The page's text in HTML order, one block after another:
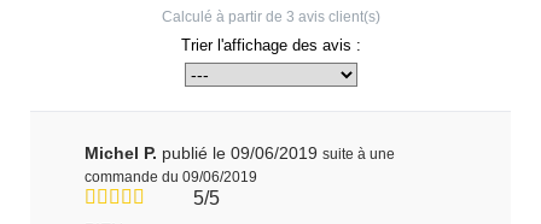
Calculé à partir de 3 avis client(s)
Trier l'affichage des avis :
Michel P. publié le 09/06/2019 suite à une
commande du 09/06/2019
5/5